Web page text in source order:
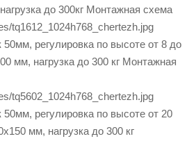
до 300кг Монтажная схема
tq1612_1024h768_chertezh.jpg
регулировка по высоте от 8 до
мм, нагрузка до 300 кг Монтажная
tq5602_1024h768_chertezh.jpg
регулировка по высоте от 20
мм, нагрузка до 300 кг